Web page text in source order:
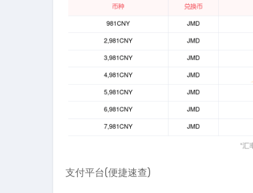
支付平台(便捷速查)